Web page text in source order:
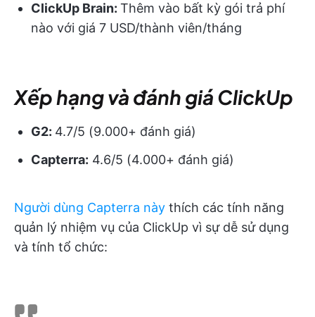
ClickUp Brain: Thêm vào bất kỳ gói trả phí
nào với giá 7 USD/thành viên/tháng
Xếp hạng và đánh giá ClickUp
G2: 4.7/5 (9.000+ đánh giá)
Capterra: 4.6/5 (4.000+ đánh giá)
Người dùng Capterra này thích các tính năng
quản lý nhiệm vụ của ClickUp vì sự dễ sử dụng
và tính tổ chức: